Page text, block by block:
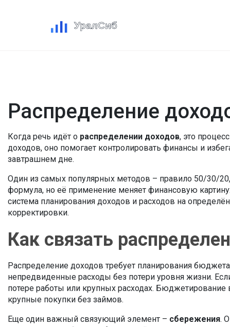
Распределение
Когда речь идёт о распределении доходов, это
доходов, оно помогает контролировать финансы и
завтрашнем дне.
Один из самых популярных методов – правило 50/30/20,
формула, но её применение меняет финансовую
система планирования доходов и расходов на
корректировки.
Как связать
Распределение доходов требует планирования
непредвиденные расходы без потери уровня жизни.
потере работы или крупных расходах. Бюджетирование
крупные покупки без займов.
Еще один важный связующий элемент – сбережения.